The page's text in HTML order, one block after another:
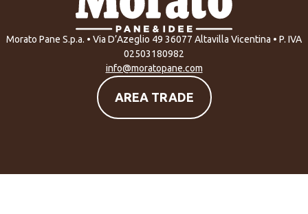
Morato Pane S.p.a. • Via D’Azeglio 49 36077 Altavilla Vicentina • P. IVA
02503180982
info@moratopane.com
AREA TRADE